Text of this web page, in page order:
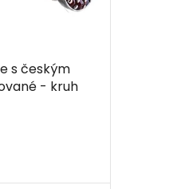
s českým
- kruh